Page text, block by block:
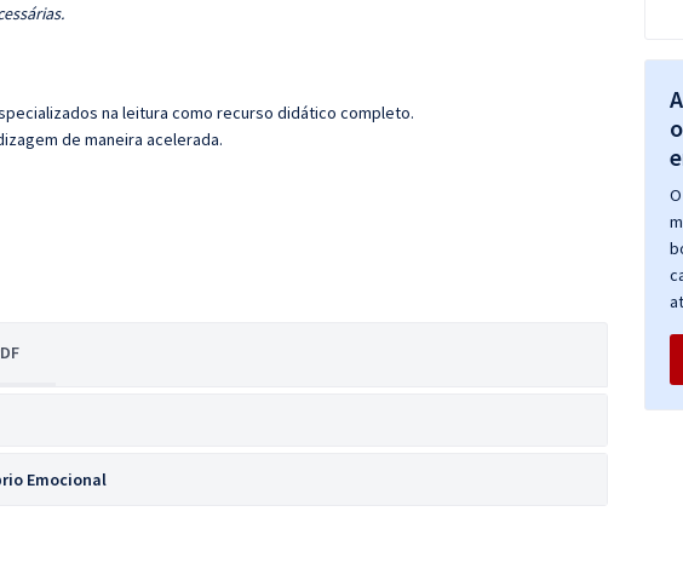
na leitura como recurso didático completo.
de maneira acelerada.
Emocional
O